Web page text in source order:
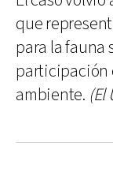
que
para la fauna
participación
ambiente.